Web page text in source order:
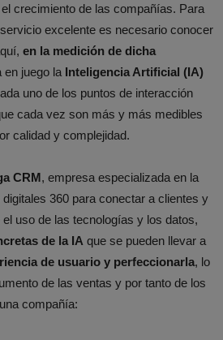
crecimiento de las compañías. Para
excelente es necesario conocer
en la medición de dicha
en juego la Inteligencia Artificial (IA)
uno de los puntos de interacción
cada vez son más y más medibles
calidad y complejidad.
CRM, empresa especializada en la
360 para conectar a clientes y
uso de las tecnologías y los datos,
de la IA que se pueden llevar a
de usuario y perfeccionarla, lo
de las ventas y por tanto de los
compañía: